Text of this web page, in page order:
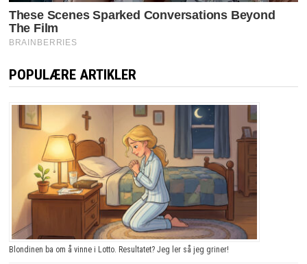
POPULÆRE ARTIKLER
Blondinen ba om å vinne i Lotto. Resultatet? Jeg ler så jeg griner!